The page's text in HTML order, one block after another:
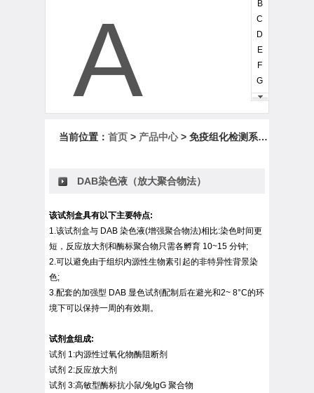
A
B
C
D
E
F
G
H
I
K
Q
S
U
当前位置： 首页 > 产品中心> 免疫组化检测系统和试剂盒
DAB染色液（放大聚合物法）
该试剂盒具有以下主要特点:
1.该试剂盒与 DAB 染色液(增强聚合物法)相比:染色时间更
短，反应放大剂和酶标聚合物只需各孵育 10~15 分钟;
2.可以避免由于组织内源性生物素引起的非特异性背景染
色;
3.配套的加强型 DAB 显色试剂配制后在避光和2~ 8°C的环
境下可以保持一周的有效期。
试剂盒组成:
试剂 1:内源性过氧化物酶阻断剂
试剂 2:反应放大剂
试剂 3:高敏型酶标抗小鼠/兔IgG 聚合物